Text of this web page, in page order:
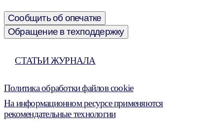
Сообщить об опечатке
Обращение в техподдержку
СТАТЬИ ЖУРНАЛА
Политика обработки файлов cookie
На информационном ресурсе применяются
рекомендательные технологии